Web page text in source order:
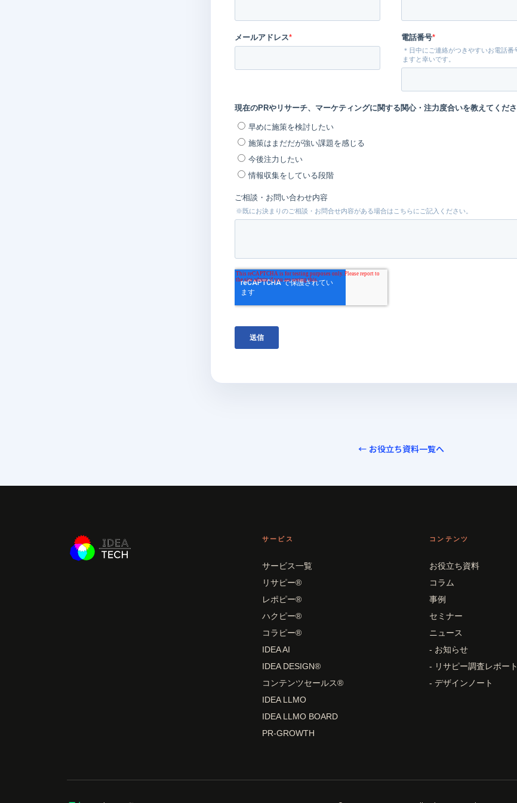
← お役立ち資料一覧へ
サービス
サービス一覧
リサピー®
レポピー®
ハクピー®
コラピー®
IDEA AI
IDEA DESIGN®
コンテンツセールス®
IDEA LLMO
IDEA LLMO BOARD
PR-GROWTH
コンテンツ
お役立ち資料
コラム
事例
セミナー
ニュース
- お知らせ
- リサピー調査レポート
- デザインノート